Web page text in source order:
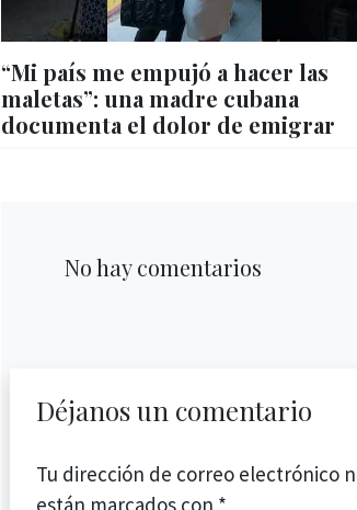
“Mi país me empujó a hacer las
maletas”: una madre cubana
documenta el dolor de emigrar
No hay comentarios
Déjanos un comentario
Tu dirección de correo electrónico
están marcados con *